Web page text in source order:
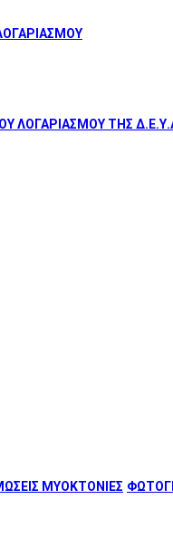
ΛΟΓΑΡΙΑΣΜΟΥ ΤΗΣ
ΜΥΟΚΤΟΝΙΕΣ